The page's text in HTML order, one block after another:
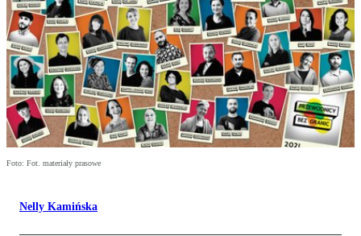
Foto: Fot. materiały prasowe
Nelly Kamińska